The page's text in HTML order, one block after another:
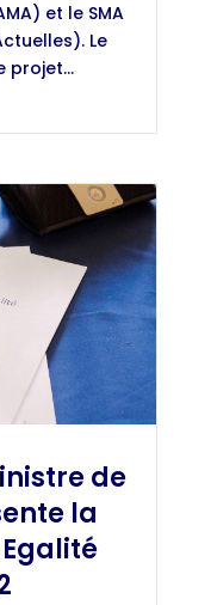
et le SMA
Le
projet...
de
la